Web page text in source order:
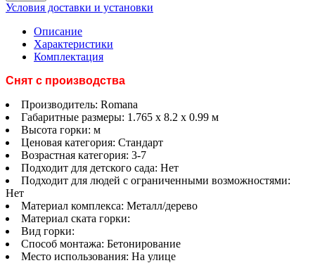
Условия доставки и установки
Описание
Характеристики
Комплектация
Снят с производства
Производитель: Romana
Габаритные размеры: 1.765 х 8.2 х 0.99 м
Высота горки: м
Ценовая категория: Стандарт
Возрастная категория: 3-7
Подходит для детского сада: Нет
Подходит для людей с ограниченными возможностями:
Нет
Материал комплекса: Металл/дерево
Материал ската горки:
Вид горки:
Способ монтажа: Бетонирование
Место использования: На улице